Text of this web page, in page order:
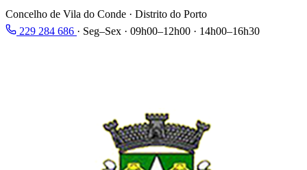
Concelho de Vila do Conde · Distrito do Porto
229 284 686 · Seg–Sex · 09h00–12h00 · 14h00–16h30